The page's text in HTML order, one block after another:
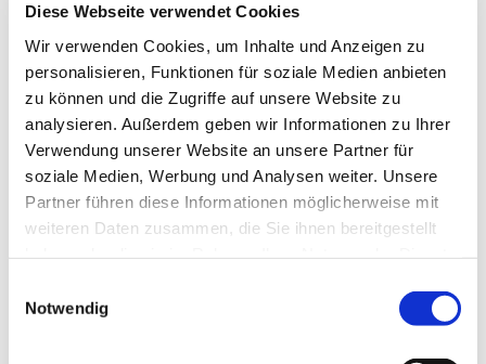
Diese Webseite verwendet Cookies
Wir verwenden Cookies, um Inhalte und Anzeigen zu
personalisieren, Funktionen für soziale Medien anbieten
zu können und die Zugriffe auf unsere Website zu
analysieren. Außerdem geben wir Informationen zu Ihrer
Verwendung unserer Website an unsere Partner für
soziale Medien, Werbung und Analysen weiter. Unsere
Partner führen diese Informationen möglicherweise mit
weiteren Daten zusammen, die Sie ihnen bereitgestellt
Notwendig